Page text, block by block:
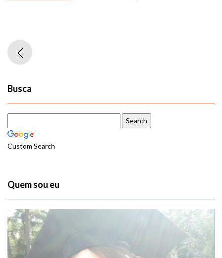
Busca
Custom Search
Quem sou eu